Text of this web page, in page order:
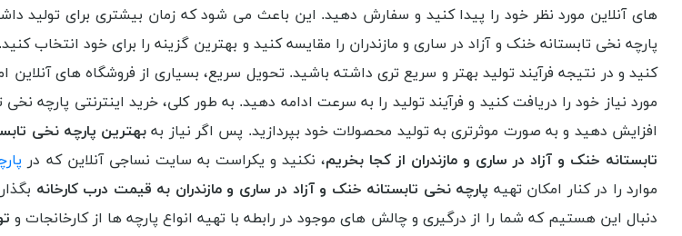
های آنلاین مورد نظر خود را پیدا کنید و سفارش دهید. این باعث می شود که زمان بیشتری برای تولید
پارچه نخی تابستانه خنک و آزاد در ساری و مازندران را مقایسه کنید و بهترین گزینه را برای خود
کنید و در نتیجه فرآیند تولید بهتر و سریع تری داشته باشید. تحویل سریع، بسیاری از فروشگاه های
مورد نیاز خود را دریافت کنید و فرآیند تولید را به سرعت ادامه دهید. به طور کلی، خرید اینترنتی پارچه
افزایش دهید و به صورت موثرتری به تولید محصولات خود بپردازید. پس اگر نیاز به بهترین پارچه نخی
تابستانه خنک و آزاد در ساری و مازندران از کجا بخریم، نکنید و یکراست به سایت نساجی آنلاین که در
موارد را در کنار امکان تهیه پارچه نخی تابستانه خنک و آزاد در ساری و مازندران به قیمت درب کارخانه
دنبال این هستیم که شما را از درگیری و چالش های موجود در رابطه با تهیه انواع پارچه ها از کارخانجات و